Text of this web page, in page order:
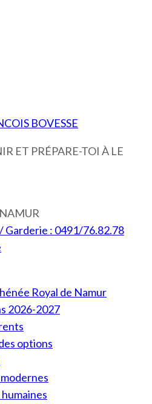
BOVESSE
ET PRÉPARE-TOI À LE
Garderie : 0491/76.82.78
Royal de Namur
2026-2027
options